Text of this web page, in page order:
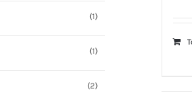
(1)
(1)
(2)